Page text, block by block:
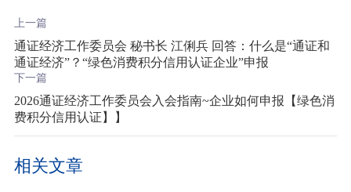
上一篇
通证经济工作委员会 秘书长 江俐兵 回答：什么是“通证和
通证经济”？“绿色消费积分信用认证企业”申报
下一篇
2026通证经济工作委员会入会指南~企业如何申报【绿色消
费积分信用认证】】
相关文章